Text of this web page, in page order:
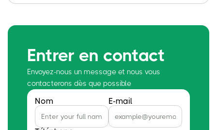
Entrer en contact
Envoyez-nous un message et nous vous
contacterons dès que possible
Nom E-mail